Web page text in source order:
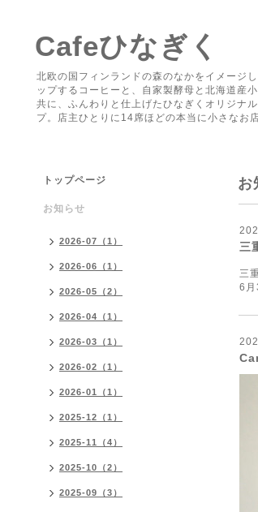
Cafeひなぎく
北欧の国フィンランドの森のなかをイメージ
ップするコーヒーと、自家製酵母と北海道産
共に、ふんわりと仕上げたひなぎくオリジナ
プ。店主ひとりに14席ほどの本当に小さなお
お
三
三
6月
トップページ
お知らせ
2026-07（1）
2026-06（1）
2026-05（2）
2026-04（1）
2026-03（1）
2026-02（1）
2026-01（1）
2025-12（1）
2025-11（4）
2025-10（2）
2025-09（3）